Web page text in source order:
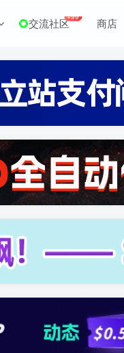
交流社区+99 商店